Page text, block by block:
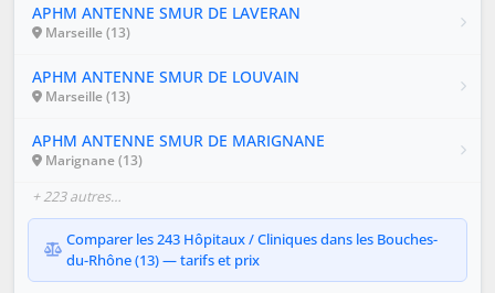
APHM ANTENNE SMUR DE LAVERAN
Marseille (13)
APHM ANTENNE SMUR DE LOUVAIN
Marseille (13)
APHM ANTENNE SMUR DE MARIGNANE
Marignane (13)
+ 223 autres…
Comparer les 243 Hôpitaux / Cliniques dans les Bouches-
du-Rhône (13) — tarifs et prix